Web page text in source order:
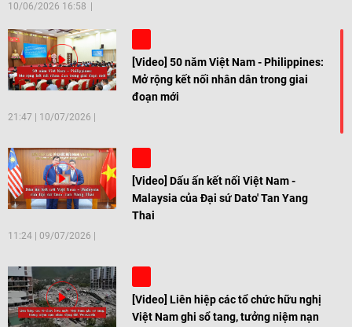
10/06/2026 16:58
[Video] 50 năm Việt Nam - Philippines:
Mở rộng kết nối nhân dân trong giai
đoạn mới
21:47 10/07/2026
[Video] Dấu ấn kết nối Việt Nam -
Malaysia của Đại sứ Dato' Tan Yang
Thai
11:24 09/07/2026
[Video] Liên hiệp các tổ chức hữu nghị
Việt Nam ghi sổ tang, tưởng niệm nạn